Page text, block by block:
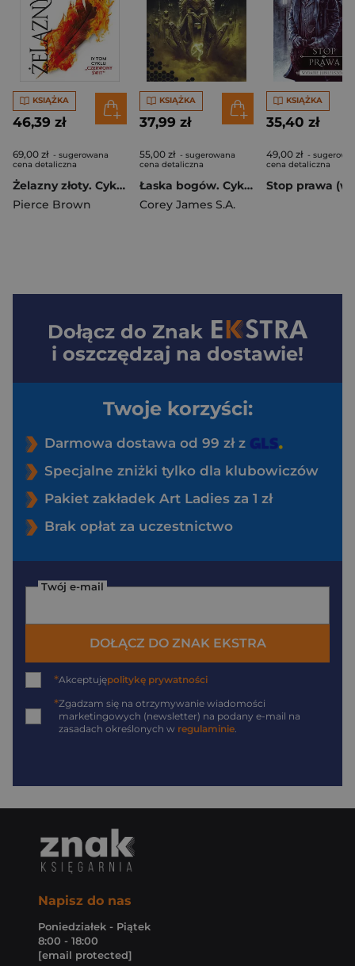
KSIĄŻKA
46,39 zł
69,00 zł - sugerowana
cena detaliczna
Żelazny złoty. Cykl Czerwony świt. Tom 4
Pierce Brown
KSIĄŻKA
37,99 zł
55,00 zł - sugerowana
cena detaliczna
Łaska bogów. Cykl Wojna pojmanego. Tom 1
Corey James S.A.
KSIĄŻKA
35,40 zł
49,00 zł -
cena detaliczna
Dołącz do Znak
i oszczędzaj na dostawie!
Twoje korzyści:
Darmowa dostawa od 99 zł z
Specjalne zniżki tylko dla klubowiczów
Pakiet zakładek Art Ladies za 1 zł
Brak opłat za uczestnictwo
Twój e-mail
DOŁĄCZ DO ZNAK EKSTRA
*Akceptujępolitykę prywatności
*Zgadzam się na otrzymywanie wiadomości
marketingowych (newsletter) na podany e-mail na
zasadach określonych w regulaminie
Napisz do nas
Poniedziałek - Piątek
8:00 - 18:00
[email protected]